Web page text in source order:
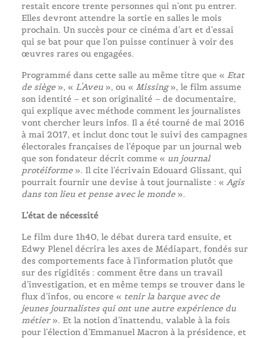
restait encore trente personnes qui n’ont pu entrer.
Elles devront attendre la sortie en salles le mois
prochain. Un succès pour ce cinéma d’art et d’essai
qui se bat pour que l’on puisse continuer à voir des
œuvres rares ou engagées.
Programmé dans cette salle au même titre que « Etat
de siège», « L‘Aveu», ou « Missing», le film assume
son identité – et son originalité – de documentaire,
qui explique avec méthode comment les journalistes
vont chercher leurs infos. Il a été tourné de mai 2016
à mai 2017, et inclut donc tout le suivi des campagnes
électorales françaises de l’époque par un journal web
que son fondateur décrit comme « un journal
protéiforme». Il cite l’écrivain Edouard Glissant, qui
pourrait fournir une devise à tout journaliste : « Agis
dans ton lieu et pense avec le monde».
L’état de nécessité
Le film dure 1h40, le débat durera tard ensuite, et
Edwy Plenel décrira les axes de Médiapart, fondés sur
des comportements face à l’information plutôt que
sur des rigidités : comment être dans un travail
d’investigation, et en même temps se trouver dans le
flux d’infos, ou encore « tenir la barque avec de
jeunes journalistes qui ont une autre expérience du
métier ». Et la notion d’inattendu, valable à la fois
pour l’élection d’Emmanuel Macron à la présidence, et